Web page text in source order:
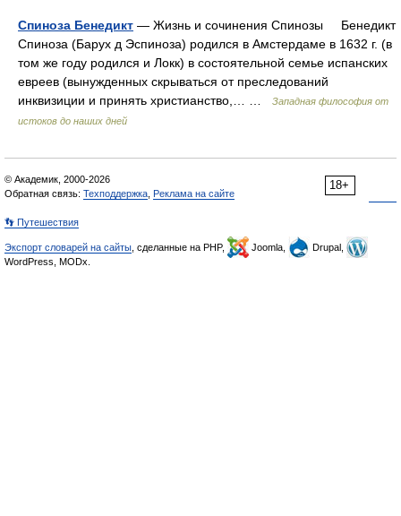
Спиноза Бенедикт — Жизнь и сочинения Спинозы Бенедикт
Спиноза (Барух д Эспиноза) родился в Амстердаме в 1632 г. (в
том же году родился и Локк) в состоятельной семье испанских
евреев (вынужденных скрываться от преследований
инквизиции и принять христианство,… …
Западная философия от
истоков до наших дней
18+
© Академик, 2000-2026
Обратная связь: Техподдержка Реклама на сайте
👣 Путешествия
Экспорт словарей на сайты , сделанные на PHP, Joomla,
Drupal,
WordPress, MODx.